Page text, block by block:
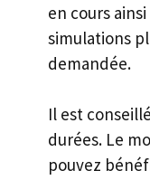
en cours
simulations
demandée.
Il est
durées. Le
pouvez